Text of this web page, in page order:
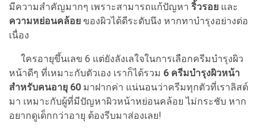
มีความสำคัญมากๆ เพราะสามารถแก้ปัญหา ริ้วรอย และ
ความหย่อนคล้อย ของผิวได้ดีระดับนึง หากทาบำรุงอย่างต่อ
เนื่อง
ใครอายุขึ้นเลข 6 แต่ยังลังเลใจในการเลือกครีมบำรุงผิว
หน้าดีๆ ที่เหมาะกับตัวเอง เราก็ได้รวม 6 ครีมบำรุงผิวหน้า
สำหรับคนอายุ 60 มาฝากค่า แน่นอนว่าครีมทุกตัวที่เราลิสต์
มา เหมาะกับผู้ที่มีปัญหาผิวหน้าหย่อนคล้อย ไม่กระชับ หาก
อยากดูเด็กกว่าอายุ ต้องรีบมาส่องเลย!